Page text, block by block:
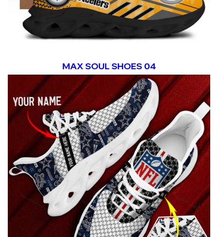
MAX SOUL SHOES 04